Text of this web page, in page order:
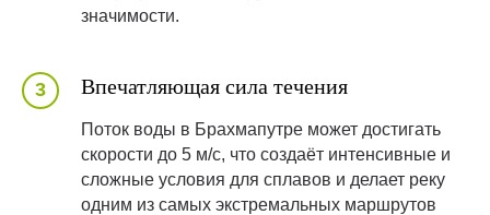
значимости.
Впечатляющая сила течения
Поток воды в Брахмапутре может достигать
скорости до 5 м/с, что создаёт интенсивные и
сложные условия для сплавов и делает реку
одним из самых экстремальных маршрутов